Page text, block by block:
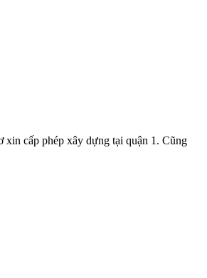
cấp phép xây dựng tại quận 1. Cũng